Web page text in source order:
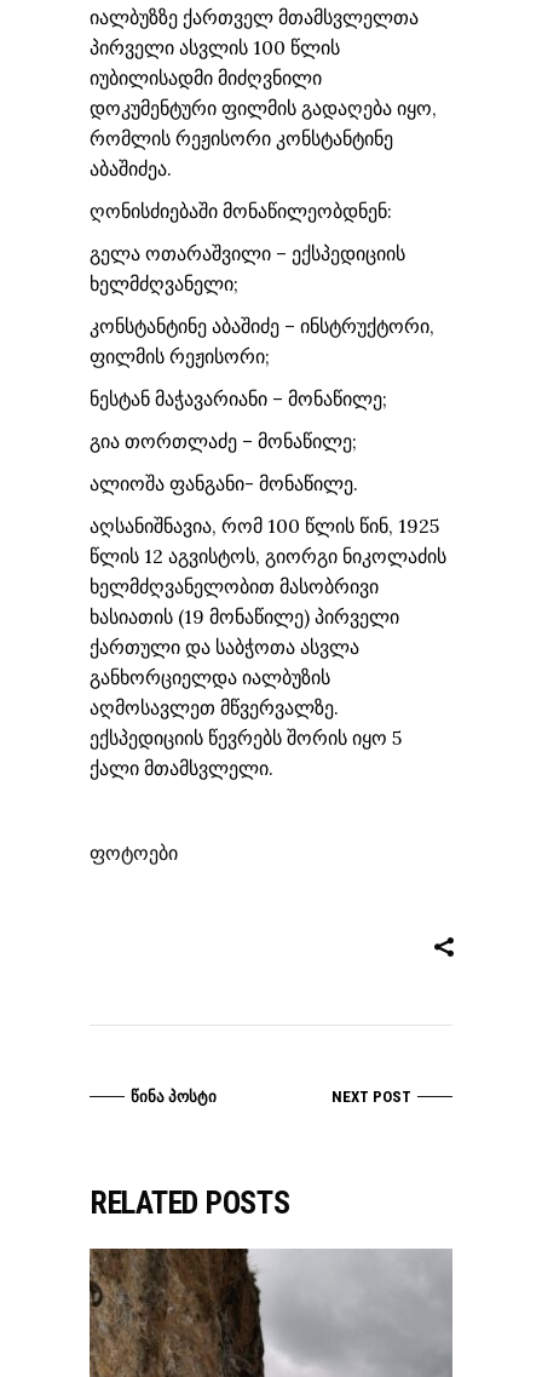
იალბუზზე ქართველ მთამსვლელთა
პირველი ასვლის 100 წლის
იუბილისადმი მიძღვნილი
დოკუმენტური ფილმის გადაღება იყო,
რომლის რეჟისორი კონსტანტინე
აბაშიძეა.
ღონისძიებაში მონაწილეობდნენ:
გელა ოთარაშვილი – ექსპედიციის
ხელმძღვანელი;
კონსტანტინე აბაშიძე – ინსტრუქტორი,
ფილმის რეჟისორი;
ნესტან მაჭავარიანი – მონაწილე;
გია თორთლაძე – მონაწილე;
ალიოშა ფანგანი- მონაწილე.
აღსანიშნავია, რომ 100 წლის წინ, 1925
წლის 12 აგვისტოს, გიორგი ნიკოლაძის
ხელმძღვანელობით მასობრივი
ხასიათის (19 მონაწილე) პირველი
ქართული და საბჭოთა ასვლა
განხორციელდა იალბუზის
აღმოსავლეთ მწვერვალზე.
ექსპედიციის წევრებს შორის იყო 5
ქალი მთამსვლელი.
ფოტოები
ᲬᲘᲜᲐ ᲞᲝᲡᲢᲘ NEXT POST
RELATED POSTS